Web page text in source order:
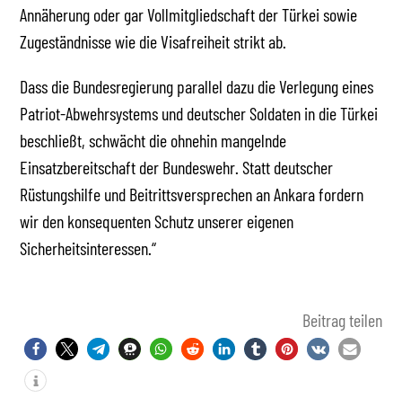
Annäherung oder gar Vollmitgliedschaft der Türkei sowie
Zugeständnisse wie die Visafreiheit strikt ab.
Dass die Bundesregierung parallel dazu die Verlegung eines
Patriot-Abwehrsystems und deutscher Soldaten in die Türkei
beschließt, schwächt die ohnehin mangelnde
Einsatzbereitschaft der Bundeswehr. Statt deutscher
Rüstungshilfe und Beitrittsversprechen an Ankara fordern
wir den konsequenten Schutz unserer eigenen
Sicherheitsinteressen.“
Beitrag teilen